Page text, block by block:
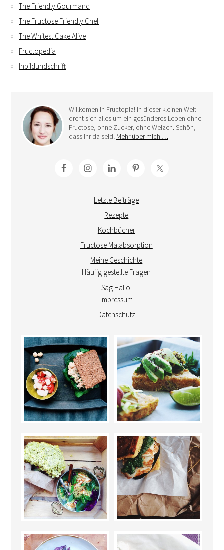
The Friendly Gourmand
The Fructose Friendly Chef
The Whitest Cake Alive
Fructopedia
Inbildundschrift
Willkomen in Fructopia! In dieser kleinen Welt
dreht sich alles um ein gesünderes Leben ohne
Fructose, ohne Zucker, ohne Weizen. Schön,
dass ihr da seid! Mehr über mich …
Letzte Beiträge
Rezepte
Kochbücher
Fructose Malabsorption
Meine Geschichte
Häufig gestellte Fragen
Sag Hallo!
Impressum
Datenschutz